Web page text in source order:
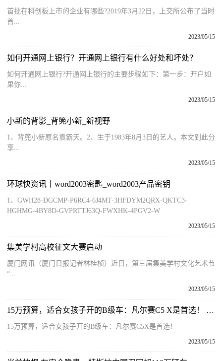
首批在科创板上市的企业有哪些?2019年3月22日，上交所公布了当时
首...
2023/05/15
如何开通网上银行？开通网上银行有什么好处和坏处？
如何开通网上银行?开通网上银行的主要步骤如下：第一步：开户如
果你...
2023/05/15
小新的背影_背篼小新_新视野
1、背篼小新原名袁霸天。2、生于1983年8月3日的艺人。本文到此分
享...
2023/05/15
环球快资讯丨word2003密匙_word2003产品密钥
1、GWH28-DGCMP-P6RC4-6J4MT-3HFDYM2QRX-QKTC3-
HGHMG-4BY8D-GVPRTTJ63Q-FWXHK-4PGV2-W
2023/05/15
集美学村高校征文大赛启动
厦门网讯（厦门日报记者林桂桢）近日，第三届集美学村文化艺术节
“...
2023/05/15
15万预算，适合女孩子开的B级车：凡尔赛C5 X是首选！ 环球简讯
15万预算，适合女孩子开的B级车：凡尔赛C5X是首选！
2023/05/15